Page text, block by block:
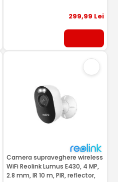
299,99 Lei
Camera supraveghere wireless
WiFi Reolink Lumus E430, 4 MP,
2.8 mm, IR 10 m, PIR, reflector,